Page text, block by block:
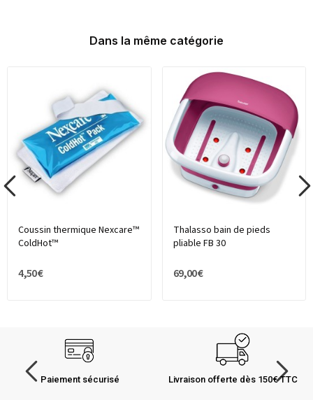
Dans la même catégorie
Coussin thermique Nexcare™
ColdHot™
4,50 €
Thalasso bain de pieds
pliable FB 30
69,00 €
Paiement sécurisé Livraison offerte dès 150€ TTC